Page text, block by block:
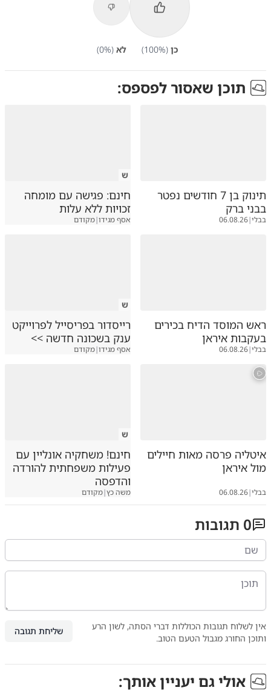
כן (
100%) לא (
0%)
תוכן שאסור לפספס:
תינוק בן 7 חודשים נפטר
בבני ברק
בבלי|
06.08.26
ש
חינם: פגישה עם מומחה
זכויות ללא עלות
אסף מגידו|מקודם
ראש המוסד הדיח בכירים
בעקבות איראן
בבלי|
06.08.26
ש
רייסדור בפריסייל לפרוייקט
ענק בשכונה חדשה >>
אסף מגידו|מקודם
איטליה פרסה מאות חיילים
מול איראן
בבלי|
06.08.26
ש
חינם! משחקיה אונליין עם
פעילות משפחתית להורדה
והדפסה
משה כץ|מקודם
0 תגובות
אין לשלוח תגובות הכוללות דברי הסתה, לשון הרע
ותוכן החורג מגבול הטעם הטוב.
שליחת תגובה
אולי גם יעניין אותך: